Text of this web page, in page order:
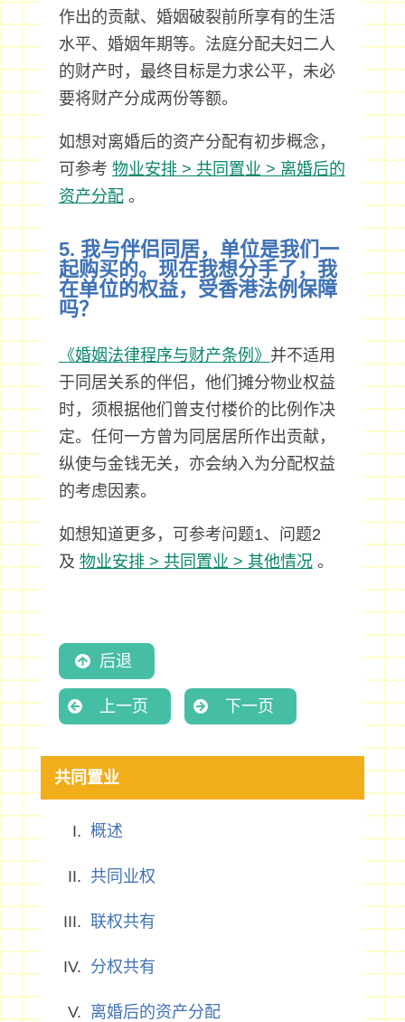
作出的贡献、婚姻破裂前所享有的生活
水平、婚姻年期等。法庭分配夫妇二人
的财产时，最终目标是力求公平，未必
要将财产分成两份等额。
如想对离婚后的资产分配有初步概念，
可参考 物业安排 > 共同置业 > 离婚后的
资产分配。
5. 我与伴侣同居，单位是我们一
起购买的。现在我想分手了，我
在单位的权益，受香港法例保障
吗？
《婚姻法律程序与财产条例》 并不适用
于同居关系的伴侣，他们摊分物业权益
时，须根据他们曾支付楼价的比例作决
定。任何一方曾为同居居所作出贡献，
纵使与金钱无关，亦会纳入为分配权益
的考虑因素。
如想知道更多，可参考问题1、问题2
及 物业安排 > 共同置业 > 其他情况。
后退
上一页 下一页
共同置业
概述
共同业权
联权共有
分权共有
离婚后的资产分配